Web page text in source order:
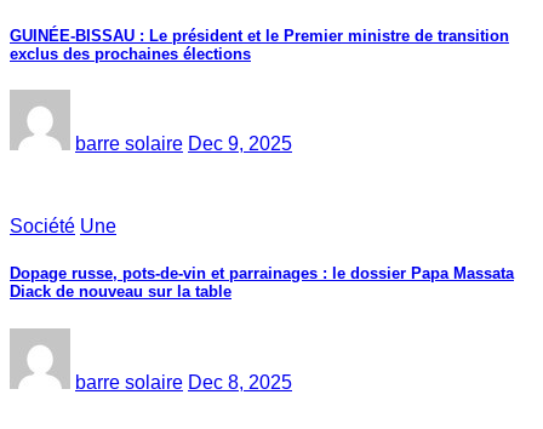
GUINÉE-BISSAU : Le président et le Premier ministre de transition
exclus des prochaines élections
barre solaire Dec 9, 2025
Société Une
Dopage russe, pots-de-vin et parrainages : le dossier Papa Massata
Diack de nouveau sur la table
barre solaire Dec 8, 2025